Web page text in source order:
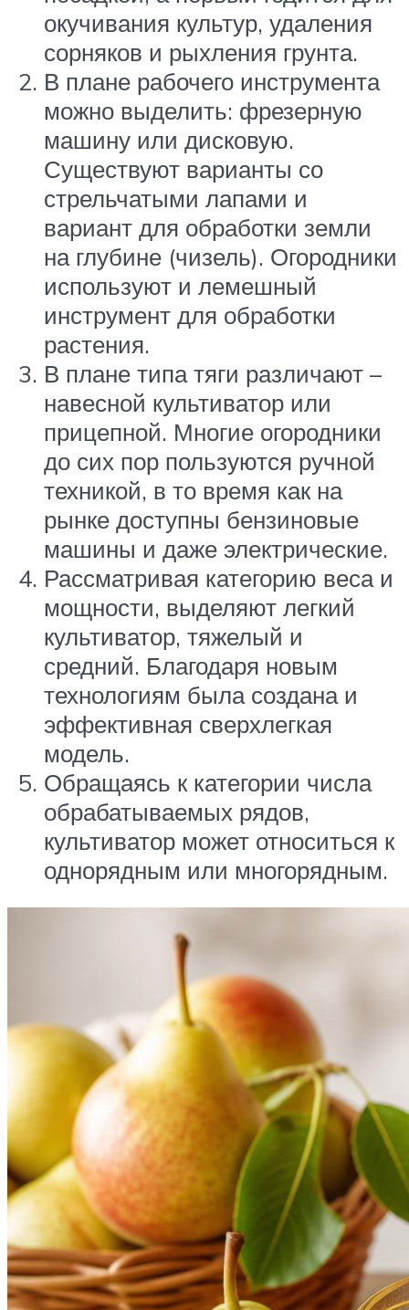
окучивания культур, удаления
сорняков и рыхления грунта.
В плане рабочего инструмента
можно выделить: фрезерную
машину или дисковую.
Существуют варианты со
стрельчатыми лапами и
вариант для обработки земли
на глубине (чизель). Огородники
используют и лемешный
инструмент для обработки
растения.
В плане типа тяги различают –
навесной культиватор или
прицепной. Многие огородники
до сих пор пользуются ручной
техникой, в то время как на
рынке доступны бензиновые
машины и даже электрические.
Рассматривая категорию веса и
мощности, выделяют легкий
культиватор, тяжелый и
средний. Благодаря новым
технологиям была создана и
эффективная сверхлегкая
модель.
Обращаясь к категории числа
обрабатываемых рядов,
культиватор может относиться к
однорядным или многорядным.